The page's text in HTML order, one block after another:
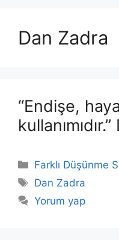
Dan Zadra
“Endişe,
Kategoriler
Farklı Düşünme
Etiketler
Dan Zadra
Yorum yap